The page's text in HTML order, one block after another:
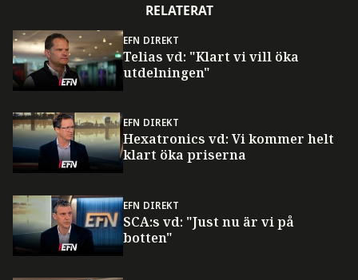
RELATERAT
EFN DIREKT
Telias vd: "Klart vi vill öka
utdelningen"
EFN DIREKT
Hexatronics vd: Vi kommer helt
klart öka priserna
EFN DIREKT
SCA:s vd: "Just nu är vi på
botten"